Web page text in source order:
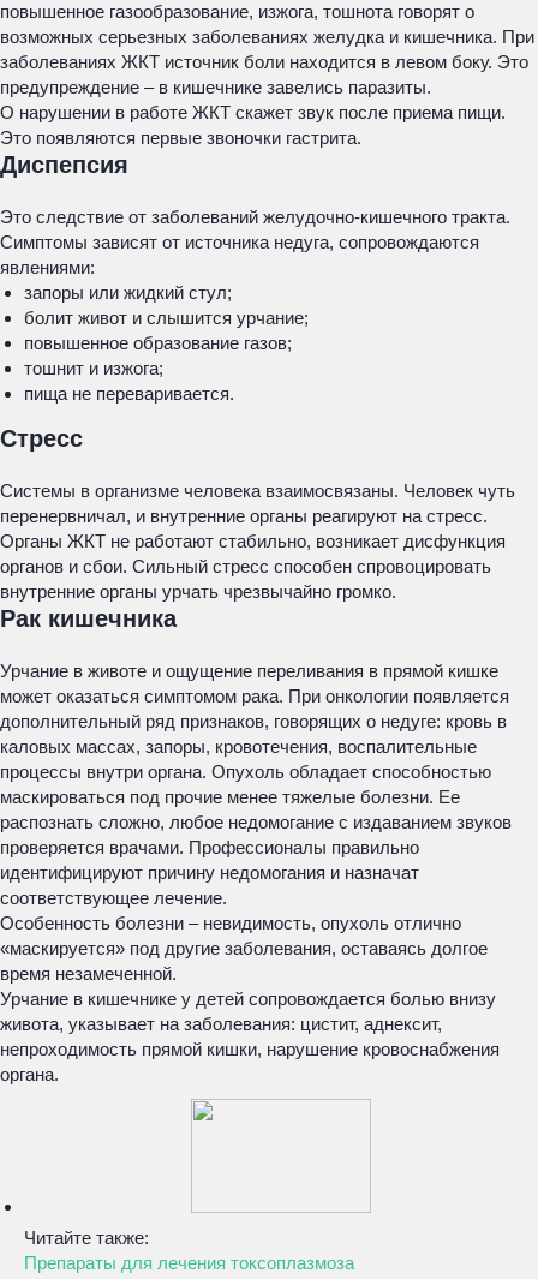
повышенное газообразование, изжога, тошнота говорят о
возможных серьезных заболеваниях желудка и кишечника. При
заболеваниях ЖКТ источник боли находится в левом боку. Это
предупреждение – в кишечнике завелись паразиты.
О нарушении в работе ЖКТ скажет звук после приема пищи.
Это появляются первые звоночки гастрита.
Диспепсия
Это следствие от заболеваний желудочно-кишечного тракта.
Симптомы зависят от источника недуга, сопровождаются
явлениями:
запоры или жидкий стул;
болит живот и слышится урчание;
повышенное образование газов;
тошнит и изжога;
пища не переваривается.
Стресс
Системы в организме человека взаимосвязаны. Человек чуть
перенервничал, и внутренние органы реагируют на стресс.
Органы ЖКТ не работают стабильно, возникает дисфункция
органов и сбои. Сильный стресс способен спровоцировать
внутренние органы урчать чрезвычайно громко.
Рак кишечника
Урчание в животе и ощущение переливания в прямой кишке
может оказаться симптомом рака. При онкологии появляется
дополнительный ряд признаков, говорящих о недуге: кровь в
каловых массах, запоры, кровотечения, воспалительные
процессы внутри органа. Опухоль обладает способностью
маскироваться под прочие менее тяжелые болезни. Ее
распознать сложно, любое недомогание с издаванием звуков
проверяется врачами. Профессионалы правильно
идентифицируют причину недомогания и назначат
соответствующее лечение.
Особенность болезни – невидимость, опухоль отлично
«маскируется» под другие заболевания, оставаясь долгое
время незамеченной.
Урчание в кишечнике у детей сопровождается болью внизу
живота, указывает на заболевания: цистит, аднексит,
непроходимость прямой кишки, нарушение кровоснабжения
органа.
Читайте также:
Препараты для лечения токсоплазмоза